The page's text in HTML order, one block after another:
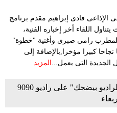
فادى إبراهيم مقدم برنامج
على الرديو 9090. حيث يتناول اللقاء أخر إخباره الفنية،
للمطرب رامى صبرى وأغنية "خطوة"
كبيرا مؤخرا,بالإضافة إلى
الجديدة التى يعمل... المزيد
إنجى وجدان ضيف برنامج "الراديو بيضحك" على راديو 9090